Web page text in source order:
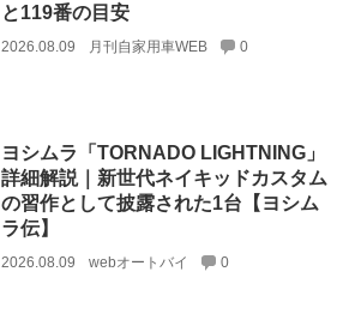
と119番の目安
2026.08.09 月刊自家用車WEB 0
ヨシムラ「TORNADO LIGHTNING」
詳細解説｜新世代ネイキッドカスタム
の習作として披露された1台【ヨシム
ラ伝】
2026.08.09 webオートバイ 0